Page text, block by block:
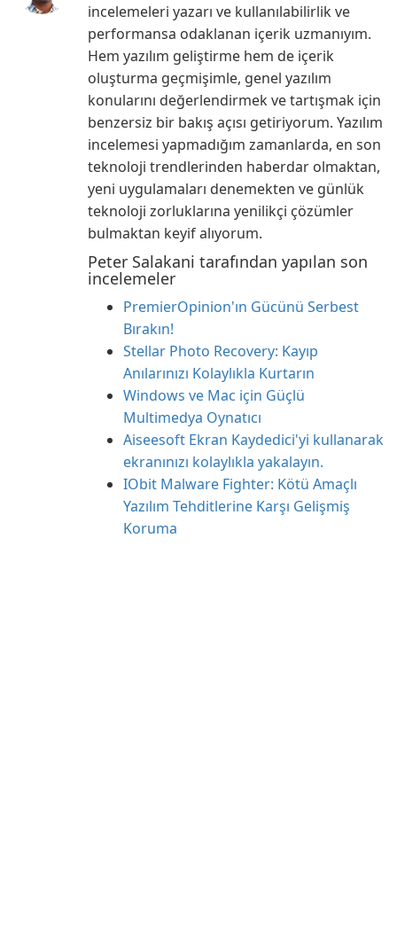
incelemeleri yazarı ve kullanılabilirlik ve
performansa odaklanan içerik uzmanıyım.
Hem yazılım geliştirme hem de içerik
oluşturma geçmişimle, genel yazılım
konularını değerlendirmek ve tartışmak için
benzersiz bir bakış açısı getiriyorum. Yazılım
incelemesi yapmadığım zamanlarda, en son
teknoloji trendlerinden haberdar olmaktan,
yeni uygulamaları denemekten ve günlük
teknoloji zorluklarına yenilikçi çözümler
bulmaktan keyif alıyorum.
Peter Salakani tarafından yapılan son
incelemeler
PremierOpinion'ın Gücünü Serbest
Bırakın!
Stellar Photo Recovery: Kayıp
Anılarınızı Kolaylıkla Kurtarın
Windows ve Mac için Güçlü
Multimedya Oynatıcı
Aiseesoft Ekran Kaydedici'yi kullanarak
ekranınızı kolaylıkla yakalayın.
IObit Malware Fighter: Kötü Amaçlı
Yazılım Tehditlerine Karşı Gelişmiş
Koruma